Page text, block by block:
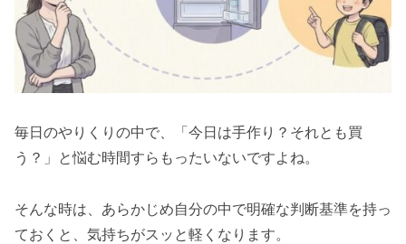
毎日のやりくりの中で、「今日は手作り？それとも買
う？」と悩む時間すらもったいないですよね。
そんな時は、あらかじめ自分の中で明確な判断基準を持っ
ておくと、気持ちがスッと軽くなります。